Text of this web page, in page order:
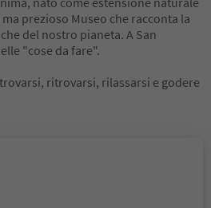
prezioso Museo che racconta la
del nostro pianeta. A San
"cose da fare".
ritrovarsi, rilassarsi e godere